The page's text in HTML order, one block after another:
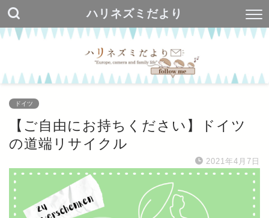
ハリネズミだより
ドイツ
【ご自由にお持ちください】ドイツ
の道端リサイクル
2021年4月7日